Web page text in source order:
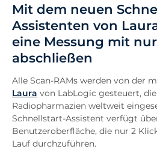
Mit dem neuen
Assistenten von
eine Messung mit
abschließen
Alle Scan-RAMs werden von der
Laura von LabLogic gesteuert,
Radiopharmazien weltweit
Schnellstart-Assistent verfügt
Benutzeroberfläche, die nur 2
Lauf durchzuführen.